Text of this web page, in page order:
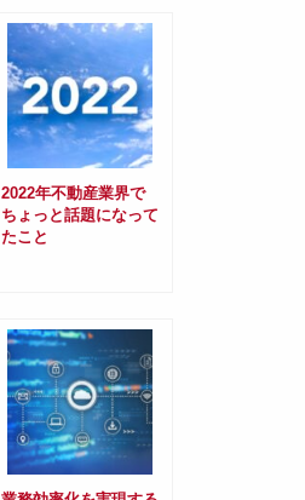
2022年不動産業界で
ちょっと話題になって
たこと